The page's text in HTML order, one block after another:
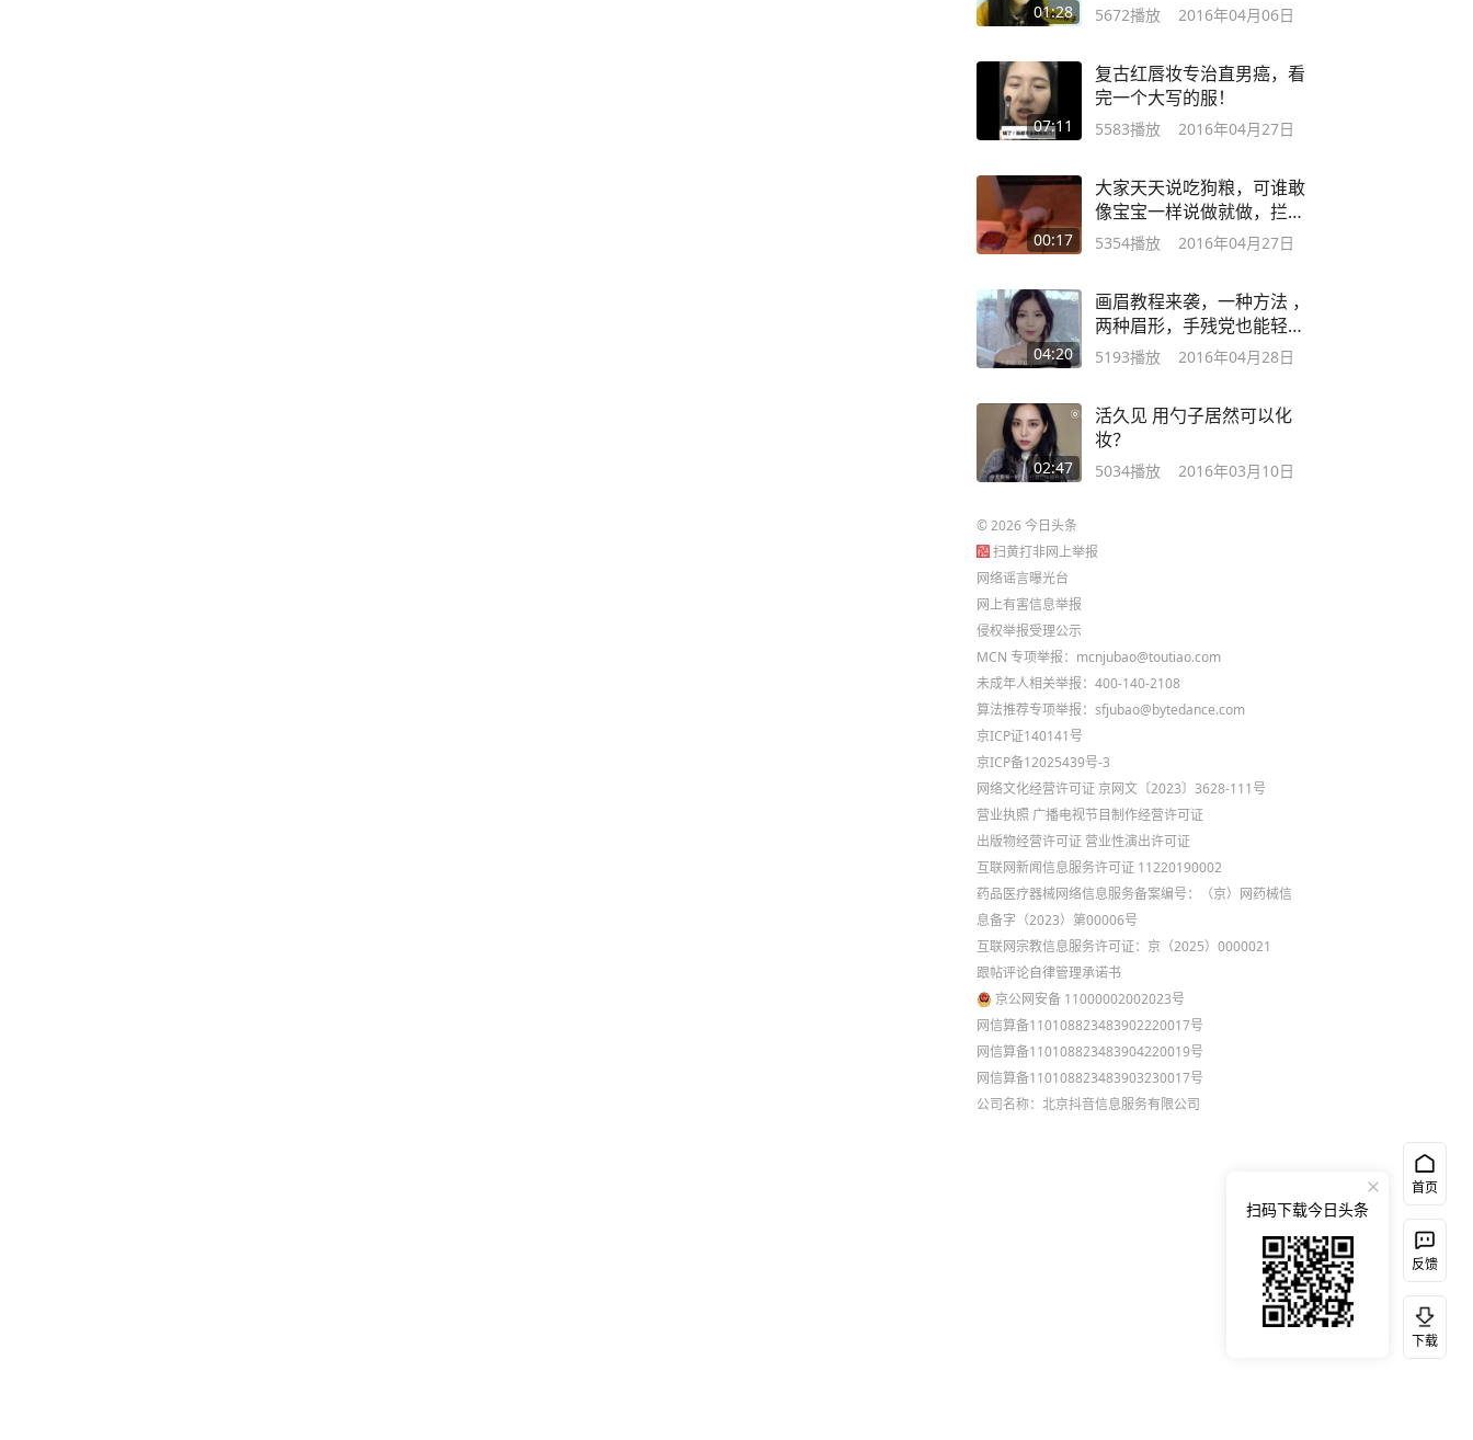
01:28 5672播放 2016年04月06日
07:11
复古红唇妆专治直男癌，看
完一个大写的服！
5583播放 2016年04月27日
00:17
大家天天说吃狗粮，可谁敢
像宝宝一样说做就做，拦都
拦不住
5354播放 2016年04月27日
04:20
画眉教程来袭，一种方法 ，
两种眉形，手残党也能轻松
搞定！
5193播放 2016年04月28日
02:47
活久见 用勺子居然可以化
妆？
5034播放 2016年03月10日
©2026今日头条
扫黄打非网上举报
网络谣言曝光台
网上有害信息举报
侵权举报受理公示
MCN 专项举报：mcnjubao@toutiao.com
未成年人相关举报：400-140-2108
算法推荐专项举报：sfjubao@bytedance.com
京ICP证140141号
京ICP备12025439号-3
网络文化经营许可证 京网文〔2023〕3628-111号
营业执照 广播电视节目制作经营许可证
出版物经营许可证 营业性演出许可证
互联网新闻信息服务许可证 11220190002
药品医疗器械网络信息服务备案编号：（京）网药械信
息备字（2023）第00006号
互联网宗教信息服务许可证：京（2025）0000021
跟帖评论自律管理承诺书
京公网安备 11000002002023号
网信算备110108823483902220017号
网信算备110108823483904220019号
网信算备110108823483903230017号
公司名称：北京抖音信息服务有限公司
首页
反馈
下载
扫码下载今日头条